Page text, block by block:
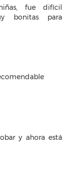
fue difícil
bonitas para
y ahora está